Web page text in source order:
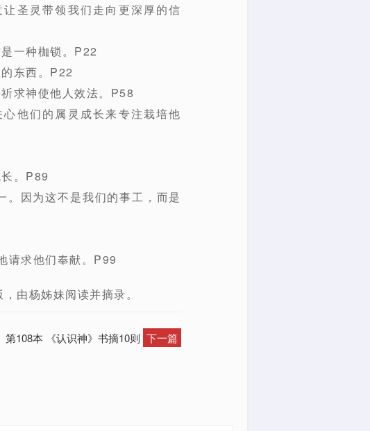
圣灵带领我们走向更深厚的信
一种枷锁。P22
东西。P22
求神使他人效法。P58
他们的属灵成长来专注栽培他
。P89
因为这不是我们的事工，而是
请求他们奉献。P99
由杨姊妹阅读并摘录。
第108本 《认识神》书摘10则 下一篇